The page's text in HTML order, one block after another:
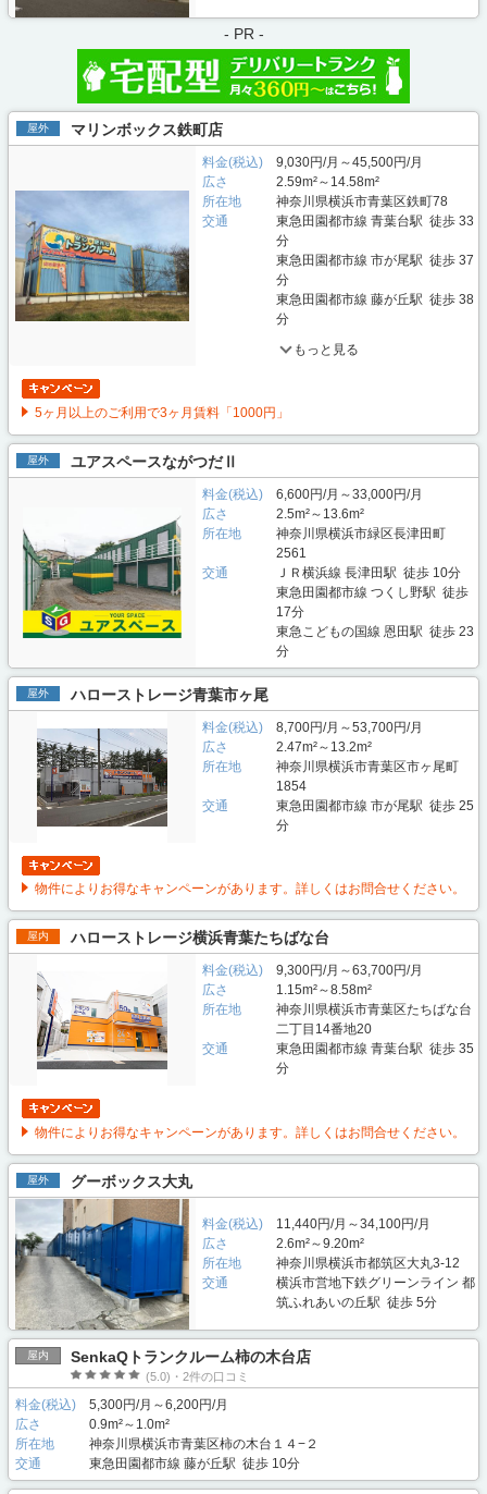
- PR -
屋外 マリンボックス鉄町店
料金(税込)
9,030円/月～45,500円/月
広さ
2.59m²～14.58m²
所在地
神奈川県横浜市青葉区鉄町78
交通
東急田園都市線 青葉台駅 徒歩 33
分
東急田園都市線 市が尾駅 徒歩 37
分
東急田園都市線 藤が丘駅 徒歩 38
分
もっと見る
5ヶ月以上のご利用で3ヶ月賃料「1000円」
屋外 ユアスペースながつだⅡ
料金(税込)
6,600円/月～33,000円/月
広さ
2.5m²～13.6m²
所在地
神奈川県横浜市緑区長津田町
2561
交通
ＪＲ横浜線 長津田駅 徒歩 10分
東急田園都市線 つくし野駅 徒歩
17分
東急こどもの国線 恩田駅 徒歩 23
分
屋外 ハローストレージ青葉市ヶ尾
料金(税込)
8,700円/月～53,700円/月
広さ
2.47m²～13.2m²
所在地
神奈川県横浜市青葉区市ヶ尾町
1854
交通
東急田園都市線 市が尾駅 徒歩 25
分
物件によりお得なキャンペーンがあります。詳しくはお問合せください。
屋内 ハローストレージ横浜青葉たちばな台
料金(税込)
9,300円/月～63,700円/月
広さ
1.15m²～8.58m²
所在地
神奈川県横浜市青葉区たちばな台
二丁目14番地20
交通
東急田園都市線 青葉台駅 徒歩 35
分
物件によりお得なキャンペーンがあります。詳しくはお問合せください。
屋外 グーボックス大丸
料金(税込)
11,440円/月～34,100円/月
広さ
2.6m²～9.20m²
所在地
神奈川県横浜市都筑区大丸3-12
交通
横浜市営地下鉄グリーンライン 都
筑ふれあいの丘駅 徒歩 5分
屋内 SenkaQトランクルーム柿の木台店
(5.0)・2件の口コミ
料金(税込)
5,300円/月～6,200円/月
広さ
0.9m²～1.0m²
所在地
神奈川県横浜市青葉区柿の木台１４−２
交通
東急田園都市線 藤が丘駅 徒歩 10分